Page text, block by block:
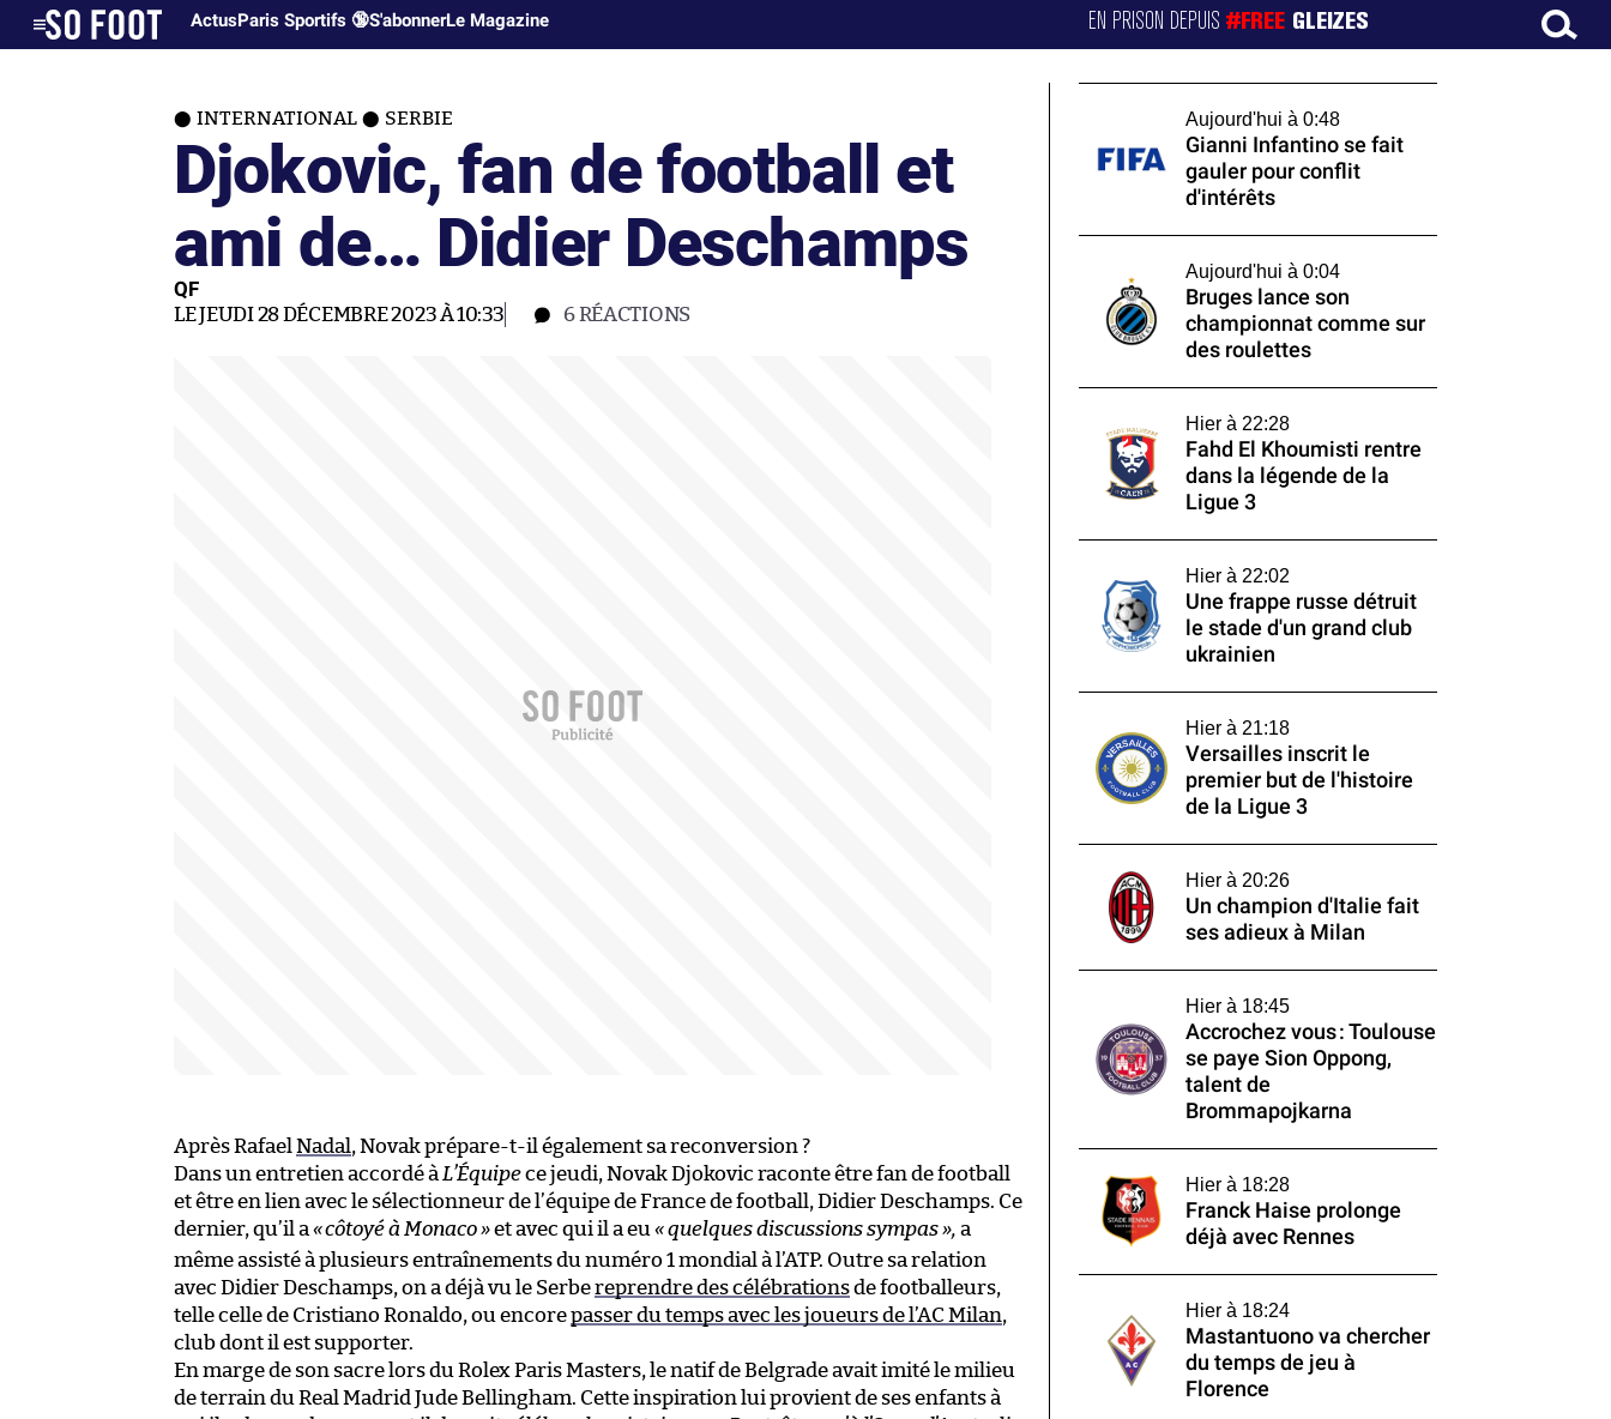
ActusParis Sportifs 🔞S'abonnerLe Magazine EN PRISON DEPUIS#FREE GLEIZES
INTERNATIONAL SERBIE
Djokovic, fan de football et
ami de… Didier Deschamps
QF
LE JEUDI 28 DÉCEMBRE 2023 À 10:33 6RÉACTIONS
Après Rafael Nadal, Novak prépare-t-il également sa reconversion ?
Dans un entretien accordé à L’Équipece jeudi, Novak Djokovic raconte être fan de football
et être en lien avec le sélectionneur de l’équipe de France de football, Didier Deschamps. Ce
dernier, qu’il a «côtoyé à Monaco »et avec qui il a eu « quelques discussions sympas », a
même assisté à plusieurs entraînements du numéro 1 mondial à l’ATP. Outre sa relation
avec Didier Deschamps, on a déjà vu le Serbereprendre des célébrationsde footballeurs,
telle celle de Cristiano Ronaldo, ou encorepasser du temps avec les joueurs de l’AC Milan,
club dont il est supporter.
En marge de son sacre lors du Rolex Paris Masters, le natif de Belgrade avait imité le milieu
de terrain du Real Madrid Jude Bellingham. Cette inspiration lui provient de ses enfants à
Aujourd'hui à 0:48
Gianni Infantino se fait
gauler pour conflit
d'intérêts
Aujourd'hui à 0:04
Bruges lance son
championnat comme sur
des roulettes
Hier à 22:28
Fahd El Khoumisti rentre
dans la légende de la
Ligue 3
Hier à 22:02
Une frappe russe détruit
le stade d'un grand club
ukrainien
Hier à 21:18
Versailles inscrit le
premier but de l'histoire
de la Ligue 3
Hier à 20:26
Un champion d'Italie fait
ses adieux à Milan
Hier à 18:45
Accrochez vous : Toulouse
se paye Sion Oppong,
talent de
Brommapojkarna
Hier à 18:28
Franck Haise prolonge
déjà avec Rennes
Hier à 18:24
Mastantuono va chercher
du temps de jeu à
Florence